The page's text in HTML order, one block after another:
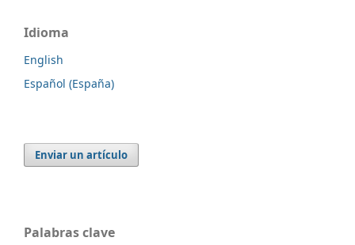
Idioma
English
Español (España)
Enviar un artículo
Palabras clave